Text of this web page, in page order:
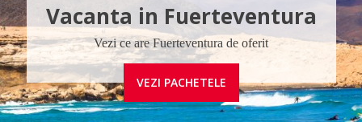
Vacanta in Fuerteventura
Vezi ce are Fuerteventura de oferit
VEZI PACHETELE